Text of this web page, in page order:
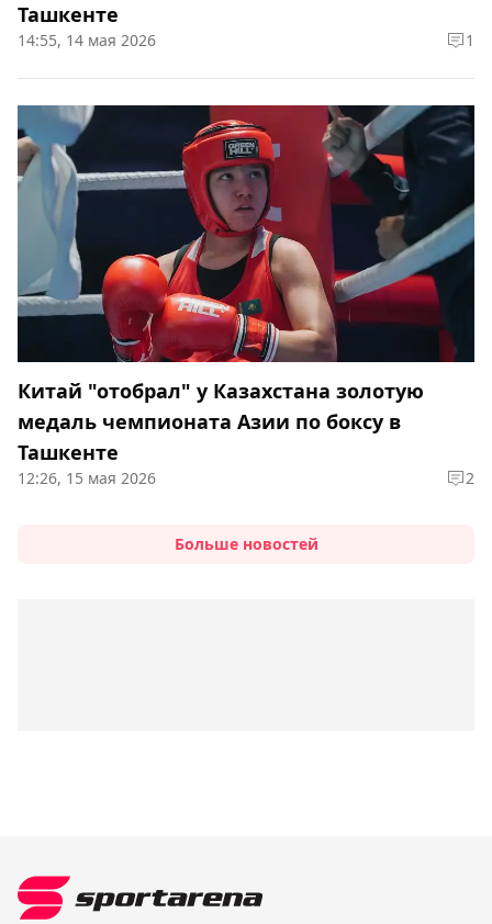
Ташкенте
14:55, 14 мая 2026 1
Китай "отобрал" у Казахстана золотую
медаль чемпионата Азии по боксу в
Ташкенте
12:26, 15 мая 2026 2
Больше новостей